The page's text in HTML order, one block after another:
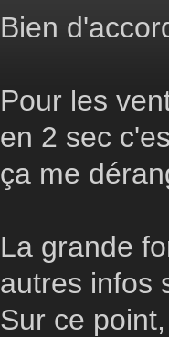
Bien
Pour les
en 2 sec
ça me
La grande
autres infos
Sur ce